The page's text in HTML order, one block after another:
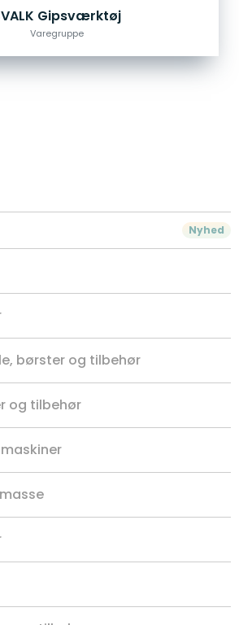
Gipsværktøj
Varegruppe
Nyhed
børster og tilbehør
og tilbehør